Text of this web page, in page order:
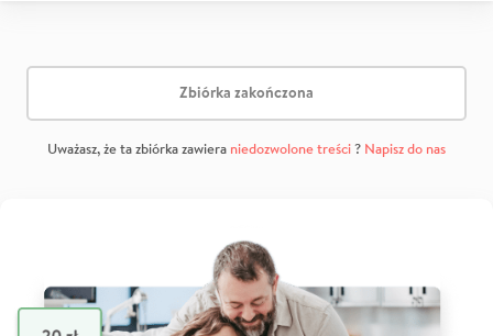
Zbiórka zakończona
Uważasz, że ta zbiórka zawiera niedozwolone treści? Napisz do nas